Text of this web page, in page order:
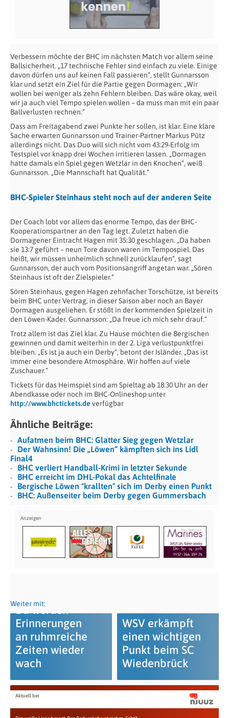
Verbessern möchte der BHC im nächsten Match vor allem seine
Ballsicherheit. „17 technische Fehler sind einfach zu viele. Einige
davon dürfen uns auf keinen Fall passieren“, stellt Gunnarsson
klar und setzt ein Ziel für die Partie gegen Dormagen: „Wir
wollen bei weniger als zehn Fehlern bleiben. Das wäre okay, weil
wir ja auch viel Tempo spielen wollen – da muss man mit ein paar
Ballverlusten rechnen.“
Dass am Freitagabend zwei Punkte her sollen, ist klar. Eine klare
Sache erwarten Gunnarsson und Trainer-Partner Markus Pütz
allerdings nicht. Das Duo will sich nicht vom 43:29-Erfolg im
Testspiel vor knapp drei Wochen irritieren lassen. „Dormagen
hatte damals ein Spiel gegen Wetzlar in den Knochen“, weiß
Gunnarsson. „Die Mannschaft hat Qualität.“
BHC-Spieler Steinhaus steht noch auf der anderen Seite
Der Coach lobt vor allem das enorme Tempo, das der BHC-
Kooperationspartner an den Tag legt. Zuletzt haben die
Dormagener Eintracht Hagen mit 35:30 geschlagen. „Da haben
sie 13:7 geführt – neun Tore davon waren im Tempospiel. Das
heißt, wir müssen unheimlich schnell zurücklaufen“, sagt
Gunnarsson, der auch vom Positionsangriff angetan war. „Sören
Steinhaus ist oft der Zielspieler.“
Sören Steinhaus, gegen Hagen zehnfacher Torschütze, ist bereits
beim BHC unter Vertrag, in dieser Saison aber noch an Bayer
Dormagen ausgeliehen. Er stößt in der kommenden Spielzeit in
den Löwen-Kader. Gunnarsson: „Da freue ich mich sehr drauf.“
Trotz allem ist das Ziel klar. Zu Hause möchten die Bergischen
gewinnen und damit weiterhin in der 2. Liga verlustpunktfrei
bleiben. „Es ist ja auch ein Derby“, betont der Isländer. „Das ist
immer eine besondere Atmosphäre. Wir hoffen auf viele
Zuschauer.“
Tickets für das Heimspiel sind am Spieltag ab 18:30 Uhr an der
Abendkasse oder noch im BHC-Onlineshop unter
http://www.bhctickets.de verfügbar
Ähnliche Beiträge:
Aufatmen beim BHC: Glatter Sieg gegen Wetzlar
Der Wahnsinn! Die „Löwen“ kämpften sich ins Lidl
Final4
BHC verliert Handball-Krimi in letzter Sekunde
BHC erreicht im DHL-Pokal das Achtelfinale
Bergische Löwen "krallten" sich im Derby einen Punkt
BHC: Außenseiter beim Derby gegen Gummersbach
Weiter mit:
Da werden
Erinnerungen
an ruhmreiche
Zeiten wieder
wach
WSV erkämpft
einen wichtigen
Punkt beim SC
Wiedenbrück
Aktuell bei